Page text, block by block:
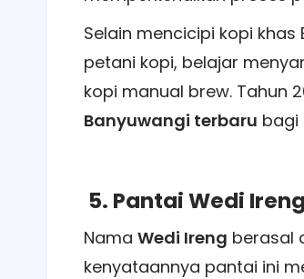
Selain mencicipi kopi
petani kopi, belajar
kopi manual brew. Tahun
Banyuwangi terbaru bagi
5. Pantai Wedi
Nama Wedi Ireng berasal
kenyataannya pantai ini